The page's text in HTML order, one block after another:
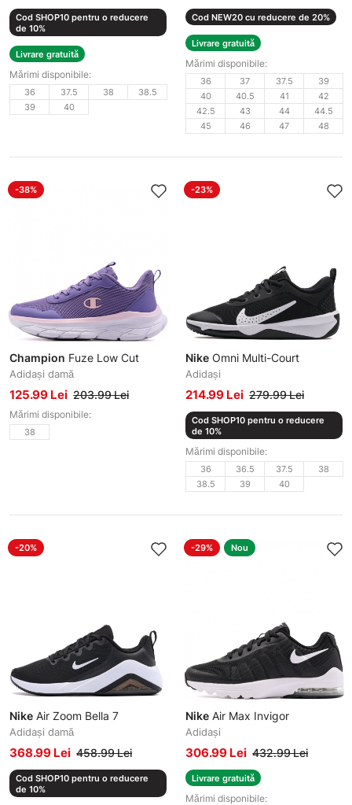
Cod SHOP10 pentru o reducere
de 10%
Livrare gratuită
Mărimi disponibile:
36 37.5 38
38.5
39
40
Cod NEW20 cu reducere de 20%
Livrare gratuită
Mărimi disponibile:
36 37 37.5
39
40
40.5 41
42
42.5
43 44
44.5
45
46 47 48
-38%
Champion Fuze Low Cut
Adidași damă
125.99 Lei 203.99 Lei
Mărimi disponibile:
38
-23%
Nike Omni Multi-Court
Adidași
214.99 Lei 279.99 Lei
Cod SHOP10 pentru o reducere
de 10%
Mărimi disponibile:
36 36.5 37.5
38
38.5
39 40
-20%
Nike Air Zoom Bella 7
Adidași damă
368.99 Lei 458.99 Lei
Cod SHOP10 pentru o reducere
de 10%
-29% Nou
Nike Air Max Invigor
Adidași
306.99 Lei 432.99 Lei
Livrare gratuită
Mărimi disponibile: